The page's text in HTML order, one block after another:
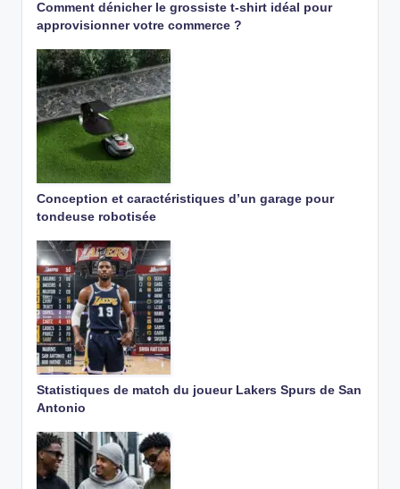
Comment dénicher le grossiste t-shirt idéal pour
approvisionner votre commerce ?
Conception et caractéristiques d’un garage pour
tondeuse robotisée
Statistiques de match du joueur Lakers Spurs de San
Antonio